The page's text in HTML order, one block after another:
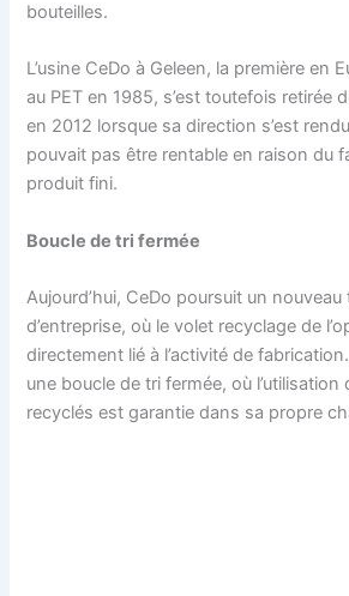
bouteilles.
L’usine CeDo à Geleen, la première en
au PET en 1985, s’est toutefois retirée
en 2012 lorsque sa direction s’est
pouvait pas être rentable en raison du
produit fini.
Boucle de tri fermée
Aujourd’hui, CeDo poursuit un
d’entreprise, où le volet recyclage de
directement lié à l’activité de
une boucle de tri fermée, où l’utilisation
recyclés est garantie dans sa propre